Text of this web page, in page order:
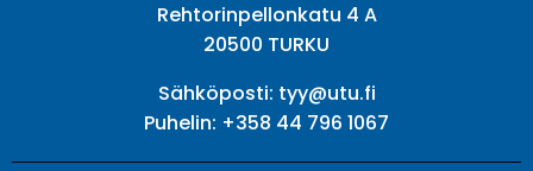
Rehtorinpellonkatu 4 A
20500 TURKU
Sähköposti: tyy@utu.fi
Puhelin: +358 44 796 1067